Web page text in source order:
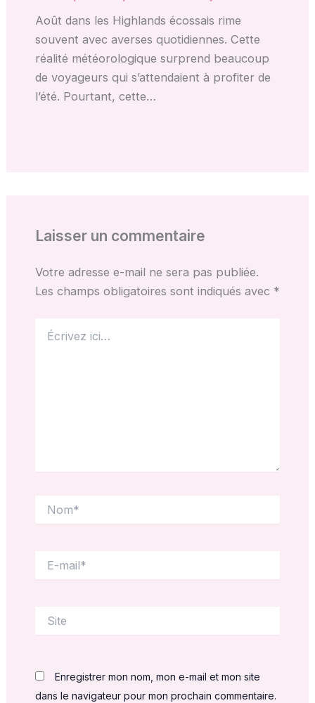
Août dans les Highlands écossais rime
souvent avec averses quotidiennes. Cette
réalité météorologique surprend beaucoup
de voyageurs qui s’attendaient à profiter de
l’été. Pourtant, cette…
Laisser un commentaire
Votre adresse e-mail ne sera pas publiée.
Les champs obligatoires sont indiqués avec *
ici…
mail*
Enregistrer mon nom, mon e-mail et mon site
dans le navigateur pour mon prochain commentaire.